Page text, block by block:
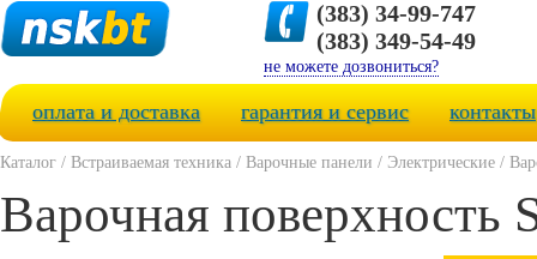
(383) 34-99-747
(383) 349-54-49
не можете дозвониться?
оплата и доставка гарантия и сервис контакты
Каталог / Встраиваемая техника / Варочные панели / Электрические /
Варочная поверхность